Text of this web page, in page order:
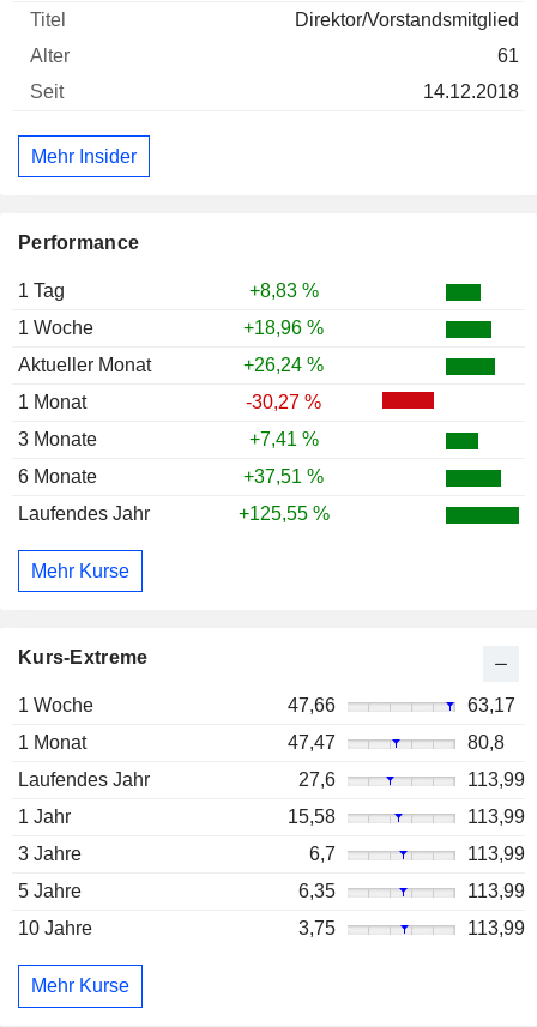
Performance
1 Tag
+8,83 %
1 Woche
+18,96 %
Aktueller Monat
+26,24 %
1 Monat
-30,27 %
3 Monate
+7,41 %
6 Monate
+37,51 %
Laufendes Jahr
+125,55 %
Mehr Kurse
Kurs-Extreme
1 Woche 47,66
63,17
1 Monat
47,47
80,8
Laufendes Jahr
27,6
113,99
1 Jahr
15,58
113,99
3 Jahre
6,7
113,99
5 Jahre
6,35
113,99
10 Jahre
3,75 113,99
Mehr Kurse
Direktor/Vorstandsmitglied
61
14.12.2018
Mehr Insider